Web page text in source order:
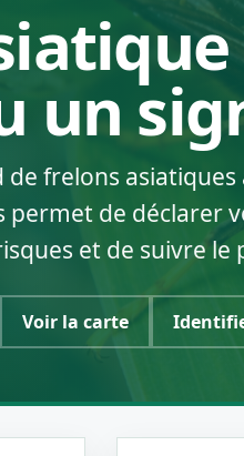
un
frelons
permet de
et de suivre
Voir la carte